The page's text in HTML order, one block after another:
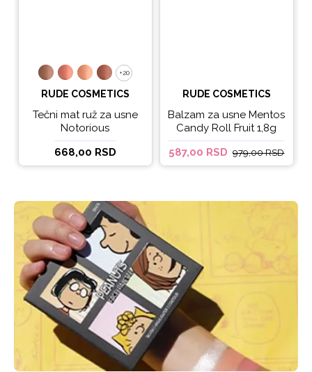
+20
+20
RUDE COSMETICS
Tečni mat ruž za usne
Notorious
668,00 RSD
RUDE COSMETICS
Balzam za usne Mentos
Candy Roll Fruit 1,8g
587,00 RSD 979,00 RSD